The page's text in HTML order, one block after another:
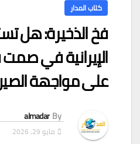
كتاب المدار
فخ الذخيرة: هل
الإيرانية في صمت
على مواجهة
By
almadar
مايو 29, 2026